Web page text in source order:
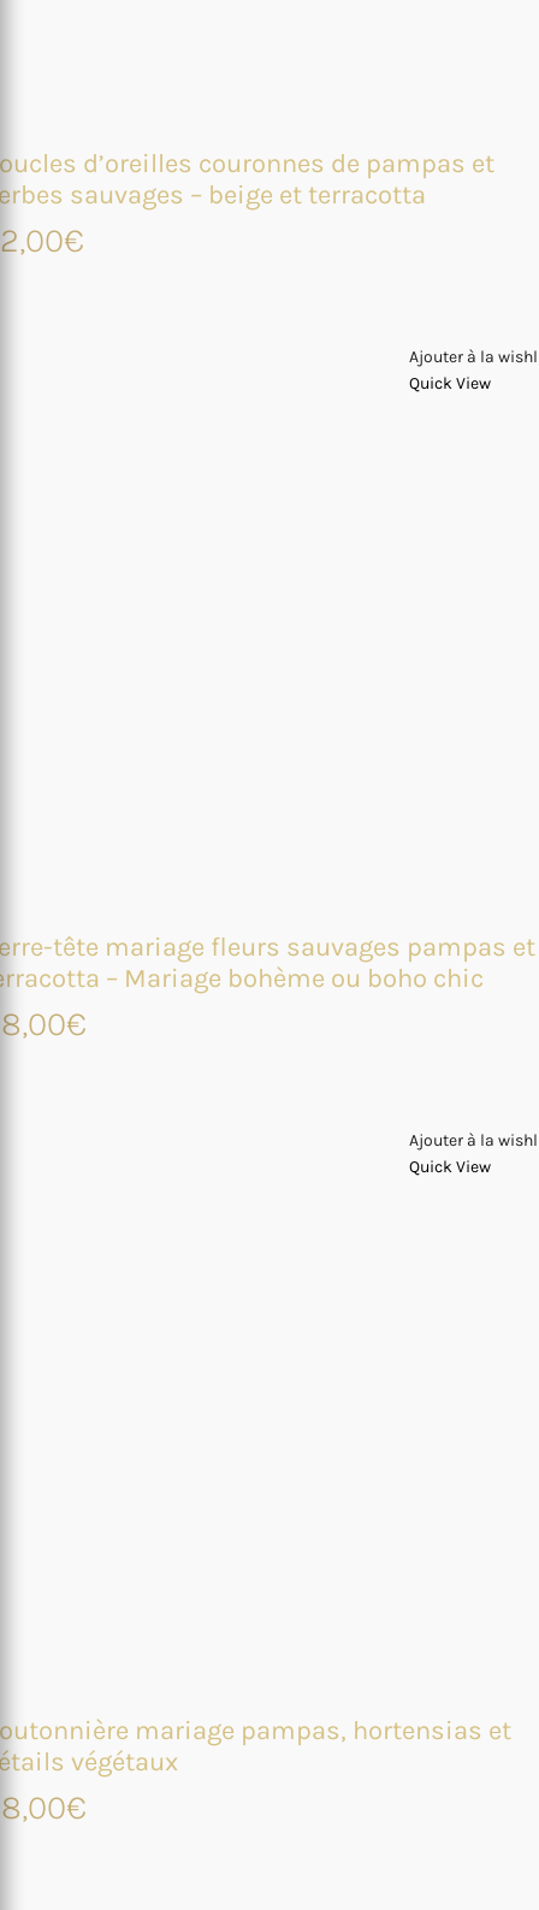
d’oreilles couronnes de pampas et
sauvages – beige et terracotta
€
Ajouter à la
Quick View
tête mariage fleurs sauvages pampas et
– Mariage bohème ou boho chic
€
Ajouter à la
Quick View
mariage pampas, hortensias et
végétaux
€